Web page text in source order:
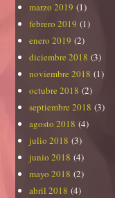
marzo 2019 (1)
febrero 2019 (1)
enero 2019 (2)
diciembre 2018 (3)
noviembre 2018 (1)
octubre 2018 (2)
septiembre 2018 (3)
agosto 2018 (4)
julio 2018 (3)
junio 2018 (4)
mayo 2018 (2)
abril 2018 (4)